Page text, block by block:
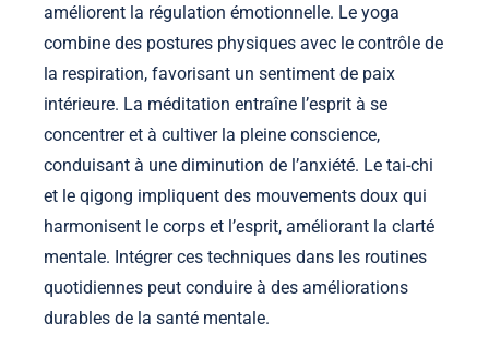
améliorent la régulation émotionnelle. Le yoga
combine des postures physiques avec le contrôle de
la respiration, favorisant un sentiment de paix
intérieure. La méditation entraîne l’esprit à se
concentrer et à cultiver la pleine conscience,
conduisant à une diminution de l’anxiété. Le tai-chi
et le qigong impliquent des mouvements doux qui
harmonisent le corps et l’esprit, améliorant la clarté
mentale. Intégrer ces techniques dans les routines
quotidiennes peut conduire à des améliorations
durables de la santé mentale.